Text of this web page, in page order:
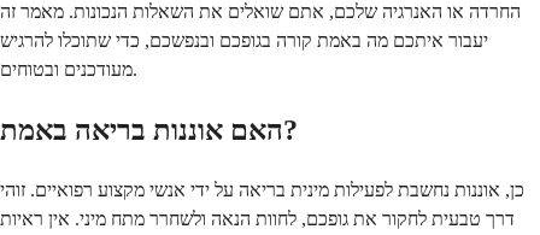
החרדה או האנרגיה שלכם, אתם שואלים את השאלות הנכונות. מאמר זה
יעבור איתכם מה באמת קורה בגופכם ובנפשכם, כדי שתוכלו להרגיש
מעודכנים ובטוחים.
האם אוננות בריאה באמת?
כן, אוננות נחשבת לפעילות מינית בריאה על ידי אנשי מקצוע רפואיים. זוהי
דרך טבעית לחקור את גופכם, לחוות הנאה ולשחרר מתח מיני. אין ראיות